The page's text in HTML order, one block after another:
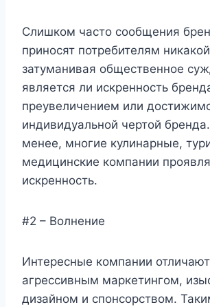
Слишком часто сообщения
приносят потребителям
затуманивая общественное
является ли искренность
преувеличением или
индивидуальной чертой
менее, многие кулинарные,
медицинские компании
искренность.
#2 – Волнение
Интересные компании
агрессивным маркетингом,
дизайном и спонсорством.